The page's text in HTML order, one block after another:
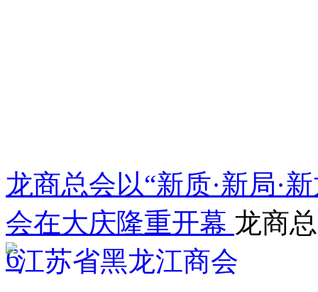
龙商总会以“新质·新局·
会在大庆隆重开幕 龙商
6